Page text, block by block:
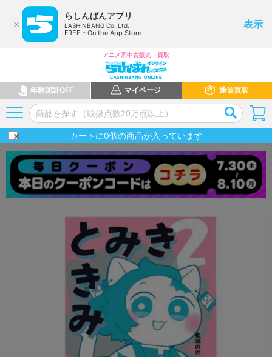
らしんばんアプリ
LASHINBANG Co.,Ltd.
FREE - On the App Store
表示
アニメ系中古販売・買取
年齢認証OFF マイページ 通信買取
カートに0個の商品が入っています